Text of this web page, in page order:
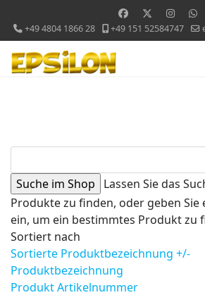
+49 4804 1866 28 +49 151 52584747
Lassen Sie das
Produkte zu finden, oder geben Sie
ein, um ein bestimmtes Produkt zu
Sortiert nach
Sortierte Produktbezeichnung +/-
Produktbezeichnung
Produkt Artikelnummer